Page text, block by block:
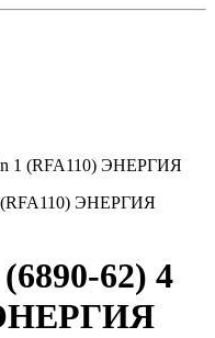
in 1 (RFA110) ЭНЕРГИЯ
62) 4